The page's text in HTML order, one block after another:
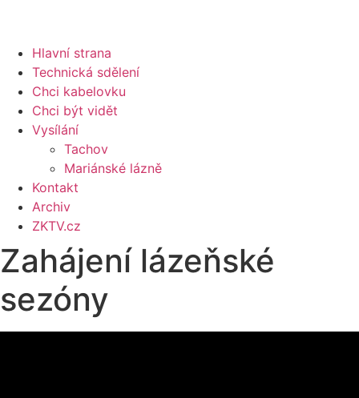
Hlavní strana
Technická sdělení
Chci kabelovku
Chci být vidět
Vysílání
Tachov
Mariánské lázně
Kontakt
Archiv
ZKTV.cz
Zahájení lázeňské
sezóny